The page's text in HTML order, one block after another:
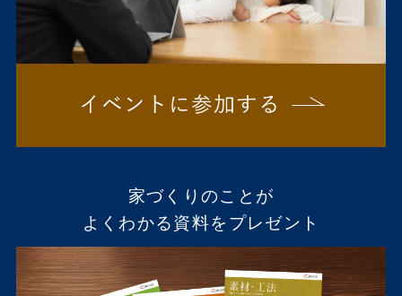
家づくりのことが
よくわかる資料をプレゼント